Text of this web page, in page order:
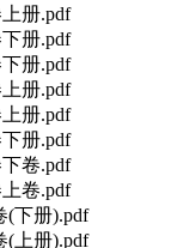
册.pdf
册.pdf
册.pdf
册.pdf
册.pdf
册.pdf
卷.pdf
卷.pdf
(下册).pdf
(上册).pdf